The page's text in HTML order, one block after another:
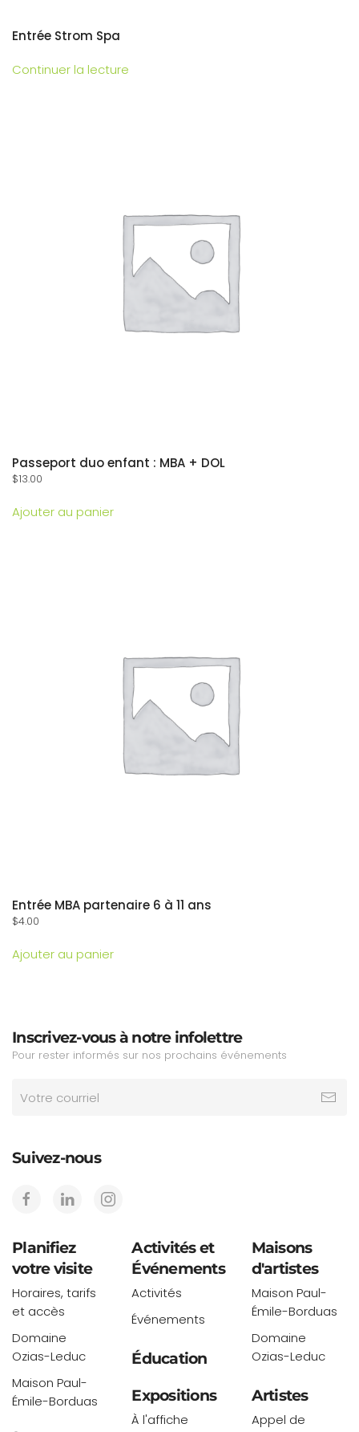
Entrée Strom Spa
Continuer la lecture
Passeport duo enfant : MBA + DOL
$13.00
Ajouter au panier
Entrée MBA partenaire 6 à 11 ans
$4.00
Ajouter au panier
Inscrivez-vous à notre infolettre
Pour rester informés sur nos prochains événements
Suivez-nous
Planifiez
votre visite
Horaires, tarifs
et accès
Domaine
Ozias-Leduc
Maison Paul-
Émile-Borduas
Activités et
Événements
Activités
Événements
Éducation
Expositions
À l'affiche
Maisons
d'artistes
Maison Paul-
Émile-Borduas
Domaine
Ozias-Leduc
Artistes
Appel de